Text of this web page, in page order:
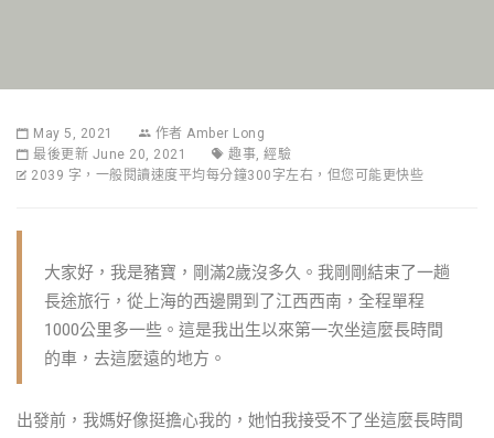
May 5, 2021 作者 Amber Long
最後更新 June 20, 2021
趣事, 經驗
2039 字，一般閱讀速度平均每分鐘300字左右，但您可能更快些
大家好，我是豬寶，剛滿2歲沒多久。我剛剛結束了一趟
長途旅行，從上海的西邊開到了江西西南，全程單程
1000公里多一些。這是我出生以來第一次坐這麼長時間
的車，去這麼遠的地方。
出發前，我媽好像挺擔心我的，她怕我接受不了坐這麼長時間